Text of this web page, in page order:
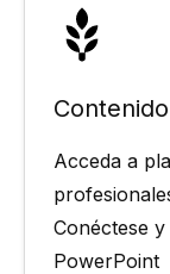
Acceda a
Conéctese
PowerPoint